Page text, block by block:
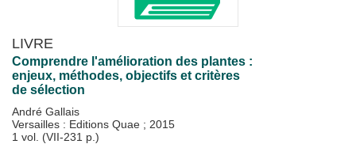
LIVRE
Comprendre l'amélioration des plantes :
enjeux, méthodes, objectifs et critères
de sélection
André Gallais
Versailles : Editions Quae ; 2015
1 vol. (VII-231 p.)